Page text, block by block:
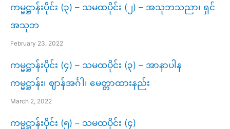
ကမ္မဋ္ဌာန်းပိုင်း (၃) – သမထပိုင်း (၂) – အသုဘသညာ၊ ရှင်
အသုဘ
February 23, 2022
ကမ္မဋ္ဌာန်းပိုင်း (၄) – သမထပိုင်း (၃) – အာနာပါန
ကမ္မဋ္ဌာန်း၊ ဈာန်အင်္ဂါ၊ မေတ္တာထားနည်း
March 2, 2022
ကမ္မဋ္ဌာန်းပိုင်း (၅) – သမထပိုင်း (၄)